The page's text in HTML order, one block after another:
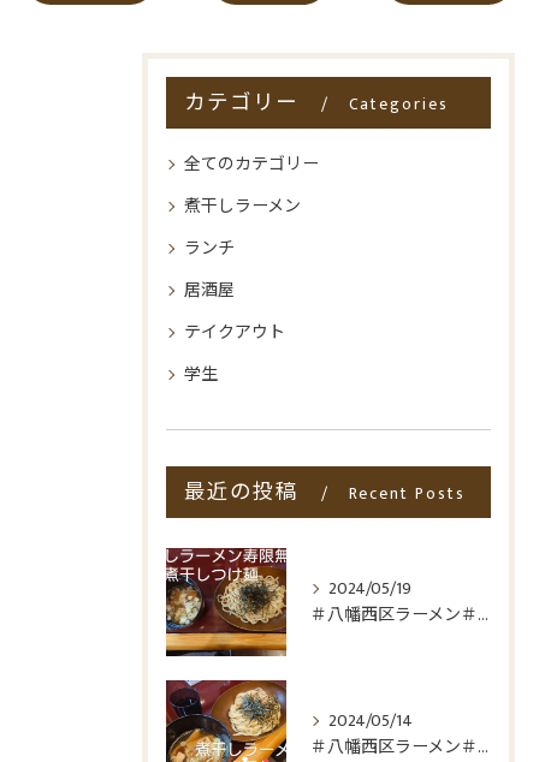
カテゴリー Categories
全てのカテゴリー
煮干しラーメン
ランチ
居酒屋
テイクアウト
学生
最近の投稿 Recent Posts
2024/05/19
＃八幡西区ラーメン＃八幡西区折尾ラーメン
2024/05/14
＃八幡西区ラーメン＃折尾ラーメン＃つけ麺＃非豚骨